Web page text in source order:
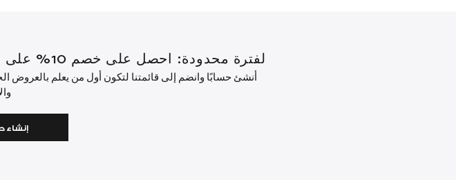
لفترة محدودة: احصل على خصم 10% على طلبك الأول بقيمة 1000 درهم إماراتي أو أكثر.
أنشئ حسابًا وانضم إلى قائمتنا لتكون أول من يعلم